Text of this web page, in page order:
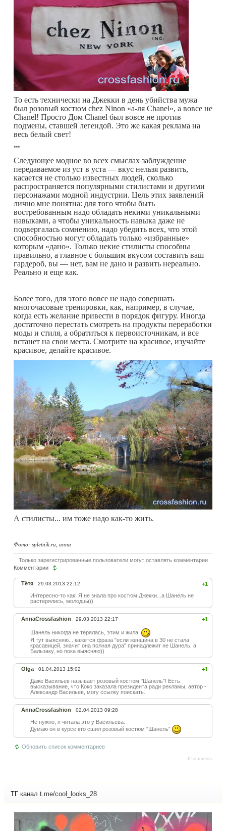
То есть технически на Джекки в день убийства мужа
был розовый костюм chez Ninon «а-ля Chanel», а вовсе не
Chanel! Просто Дом Chanel был вовсе не против
подмены, ставшей легендой. Это же какая реклама на
весь белый свет!
***
Следующее модное во всех смыслах заблуждение
передаваемое из уст в уста — вкус нельзя развить,
касается не столько известных людей, сколько
распространяется популярными стилистами и другими
персонажами модной индустрии. Цель этих заявлений
лично мне понятна: для того чтобы быть
востребованным надо обладать некими уникальными
навыками, а чтобы уникальность навыка даже не
подвергалась сомнению, надо убедить всех, что этой
способностью могут обладать только «избранные»
которым «дано». Только некие стилисты способны
правильно, а главное с большим вкусом составить ваш
гардероб, вы — нет, вам не дано и развить нереально.
Реально и еще как.
Более того, для этого вовсе не надо совершать
многочасовые тренировки, как, например, в случае,
когда есть желание привести в порядок фигуру. Иногда
достаточно перестать смотреть на продукты переработки
моды и стиля, а обратиться к первоисточникам, и все
встанет на свои места. Смотрите на красивое, изучайте
красивое, делайте красивое.
А стилисты... им тоже надо как-то жить.
Фото: spletnik.ru, anna
Только зарегистрированные пользователи могут оставлять комментарии
Комментарии
+1
Тётя 29.03.2013 22:12
Интересно-то как! Я не знала про костюм Джекки...а Шанель не
растерялись, молодцы))
+1
AnnaCrossfashion 29.03.2013 22:17
Шанель никогда не терялась, этим и жила.
Я тут выясняю... кажется фраза "если женщина в 30 не стала
красавицей, значит она полная дура" принадлежит не Шанель, а
Бальзаку, но пока выясняю))
+1
Olga 01.04.2013 15:02
Даже Васильев называет розовый костюм "Шанель"! Есть
высказывание, что Коко заказала президента ради рекламы, автор -
Александр Васильев, могу ссылку поискать.
AnnaCrossfashion 02.04.2013 09:28
Не нужно, я читала это у Васильева.
Думаю он в курсе кто сшил розовый костюм "Шанель"
Обновить список комментариев
JComments
ТГ канал t.me/cool_looks_28